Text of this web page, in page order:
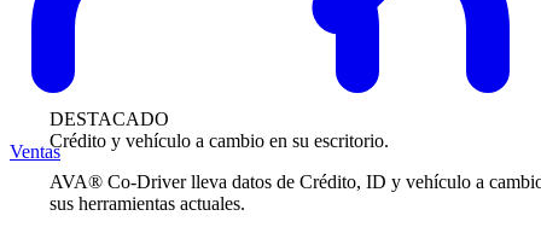
DESTACADO
Crédito y vehículo a cambio en su escritorio.
AVA® Co-Driver lleva datos de Crédito, ID y vehículo a
sus herramientas actuales.
Ventas